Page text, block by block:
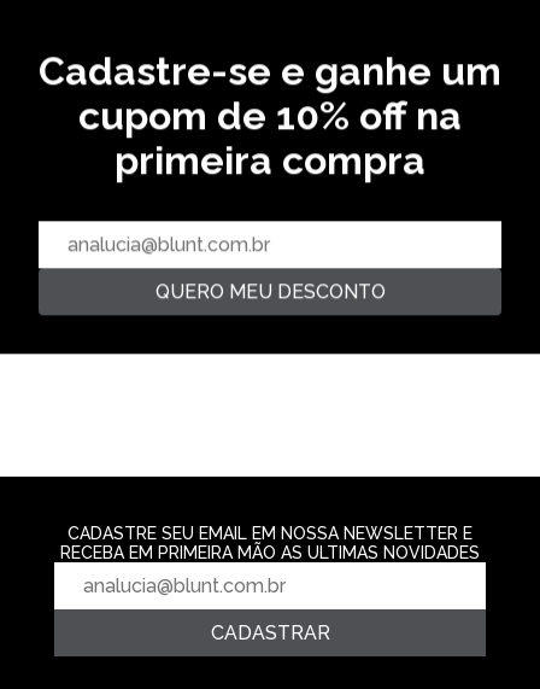
VOCÊ PODE GOSTAR
CAMISETA ABENCOADOS -
CAMISETA STARMAN - NEW
R$ 139,99
2‌x de R$ 69,99
R$ 139,99
Cadastre-se e ganhe um
cupom de 10% off na
primeira compra
QUERO MEU DESCONTO
CADASTRE SEU EMAIL EM NOSSA NEWSLETTER E
RECEBA EM PRIMEIRA MÃO AS ULTIMAS NOVIDADES
CADASTRAR